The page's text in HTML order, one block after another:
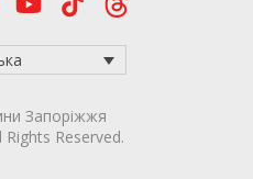
Запоріжжя
Reserved.